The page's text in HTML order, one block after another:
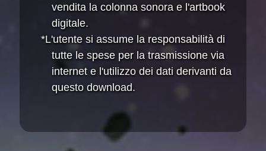
vendita la colonna sonora e l'artbook
digitale.
*L'utente si assume la responsabilità di
tutte le spese per la trasmissione via
internet e l'utilizzo dei dati derivanti da
questo download.